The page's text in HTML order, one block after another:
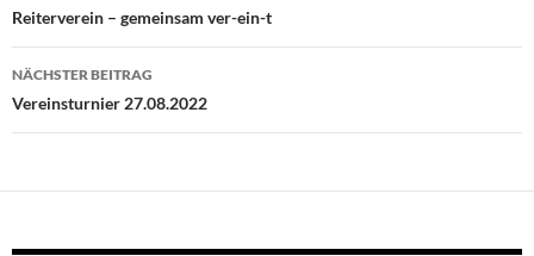
Reiterverein – gemeinsam ver-ein-t
NÄCHSTER BEITRAG
Vereinsturnier 27.08.2022